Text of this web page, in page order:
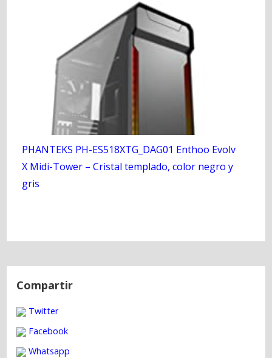
PHANTEKS PH-ES518XTG_DAG01 Enthoo Evolv
X Midi-Tower – Cristal templado, color negro y
gris
N
Compartir
Twitter
Facebook
Whatsapp